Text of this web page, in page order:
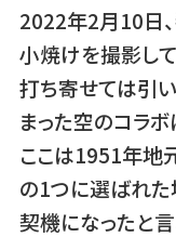
2022年2月10日
小焼けを撮影して
打ち寄せては引
まった空のコラボ
ここは1951年地
の1つに選ばれた
契機になったと言